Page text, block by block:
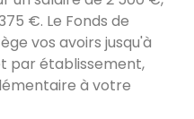
€. Le Fonds de
vos avoirs jusqu'à
par établissement,
à votre